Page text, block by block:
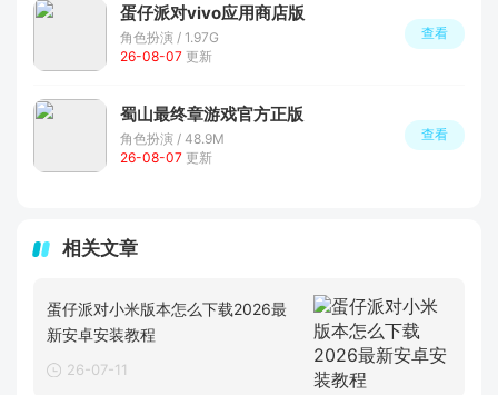
蛋仔派对vivo应用商店版
角色扮演 / 1.97G
26-08-07 更新
查看
蜀山最终章游戏官方正版
角色扮演 / 48.9M
26-08-07 更新
查看
相关文章
蛋仔派对小米版本怎么下载2026最
新安卓安装教程
26-07-11